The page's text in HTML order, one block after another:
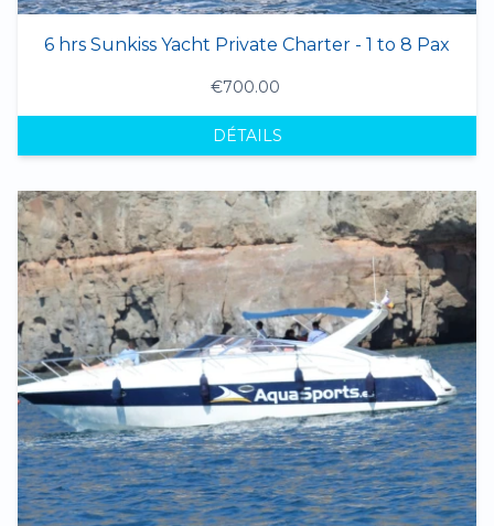
6 hrs Sunkiss Yacht Private Charter - 1 to 8 Pax
€700.00
DÉTAILS